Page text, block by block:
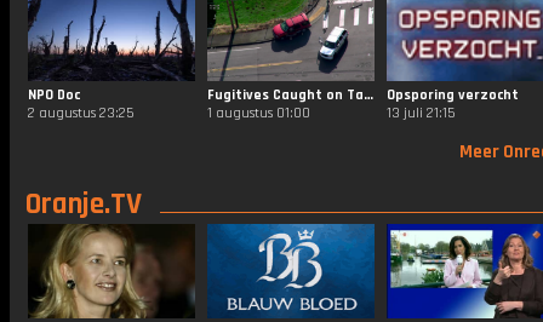
NPO Doc
2 augustus 23:25
Fugitives Caught on Tape
1 augustus 01:00
Opsporing verzocht
13 juli 21:15
Meer
Oranje.TV